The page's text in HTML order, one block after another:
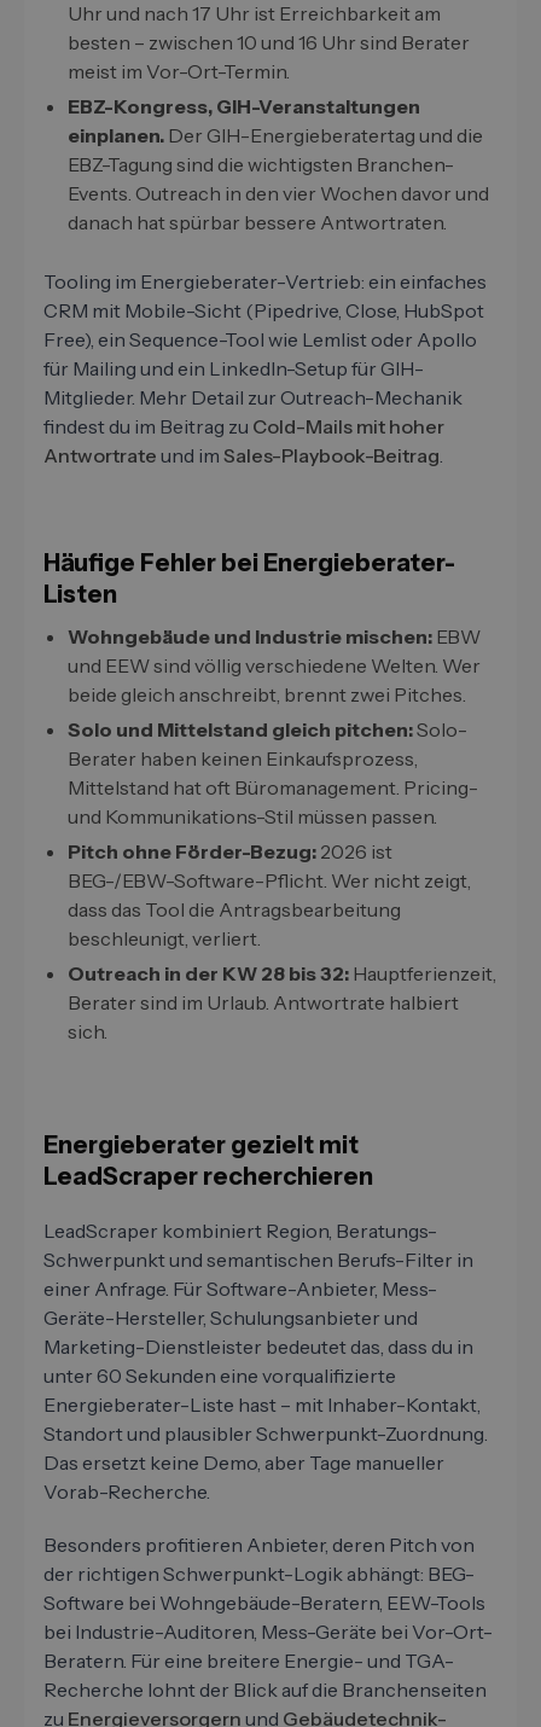
Uhr und nach 17 Uhr ist Erreichbarkeit am
besten – zwischen 10 und 16 Uhr sind Berater
meist im Vor-Ort-Termin.
EBZ-Kongress, GIH-Veranstaltungen
einplanen. Der GIH-Energieberatertag und die
EBZ-Tagung sind die wichtigsten Branchen-
Events. Outreach in den vier Wochen davor und
danach hat spürbar bessere Antwortraten.
Tooling im Energieberater-Vertrieb: ein einfaches
CRM mit Mobile-Sicht (Pipedrive, Close, HubSpot
Free), ein Sequence-Tool wie Lemlist oder Apollo
für Mailing und ein LinkedIn-Setup für GIH-
Mitglieder. Mehr Detail zur Outreach-Mechanik
findest du im Beitrag zu Cold-Mails mit hoher
Antwortrate und im Sales-Playbook-Beitrag.
Häufige Fehler bei Energieberater-
Listen
Wohngebäude und Industrie mischen: EBW
und EEW sind völlig verschiedene Welten. Wer
beide gleich anschreibt, brennt zwei Pitches.
Solo und Mittelstand gleich pitchen:Solo-
Berater haben keinen Einkaufsprozess,
Mittelstand hat oft Büromanagement. Pricing-
und Kommunikations-Stil müssen passen.
Pitch ohne Förder-Bezug: 2026 ist
BEG-/EBW-Software-Pflicht. Wer nicht zeigt,
dass das Tool die Antragsbearbeitung
beschleunigt, verliert.
Outreach in der KW 28 bis 32: Hauptferienzeit,
Berater sind im Urlaub. Antwortrate halbiert
sich.
Energieberater gezielt mit
LeadScraper recherchieren
LeadScraper kombiniert Region, Beratungs-
Schwerpunkt und semantischen Berufs-Filter in
einer Anfrage. Für Software-Anbieter, Mess-
Geräte-Hersteller, Schulungsanbieter und
Marketing-Dienstleister bedeutet das, dass du in
unter 60 Sekunden eine vorqualifizierte
Energieberater-Liste hast – mit Inhaber-Kontakt,
Standort und plausibler Schwerpunkt-Zuordnung.
Das ersetzt keine Demo, aber Tage manueller
Vorab-Recherche.
Besonders profitieren Anbieter, deren Pitch von
der richtigen Schwerpunkt-Logik abhängt: BEG-
Software bei Wohngebäude-Beratern, EEW-Tools
bei Industrie-Auditoren, Mess-Geräte bei Vor-Ort-
Beratern. Für eine breitere Energie- und TGA-
Recherche lohnt der Blick auf die Branchenseiten
zu Energieversorgern und Gebäudetechnik-